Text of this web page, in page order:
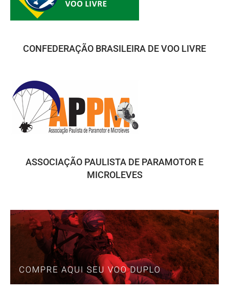
CONFEDERAÇÃO BRASILEIRA DE VOO LIVRE
ASSOCIAÇÃO PAULISTA DE PARAMOTOR E
MICROLEVES